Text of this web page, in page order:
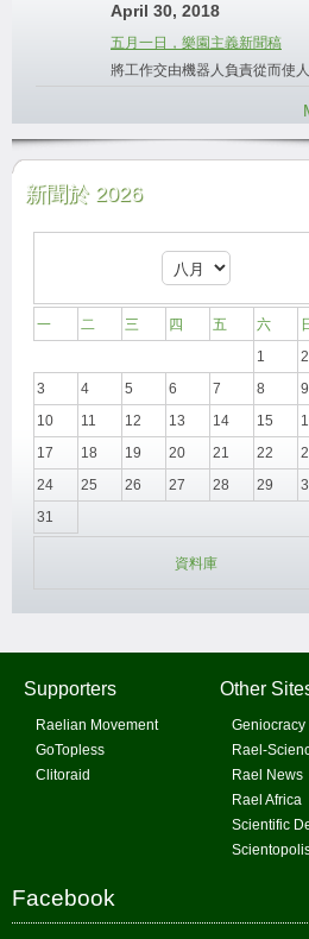
April 30, 2018
五月一日，樂園主義新聞稿
將工作交由機器人負責從而使
新聞於 2026
一 二 三 四 五 六
1
2
3
4 5 6 7 8
9
10
11 12 13 14 15
17
18 19 20 21 22
24
25 26 27 28 29
31
資料庫
Supporters
Raelian Movement
GoTopless
Clitoraid
Other
Geniocracy
Rael-
Rael News
Rael Africa
Scientific
Facebook